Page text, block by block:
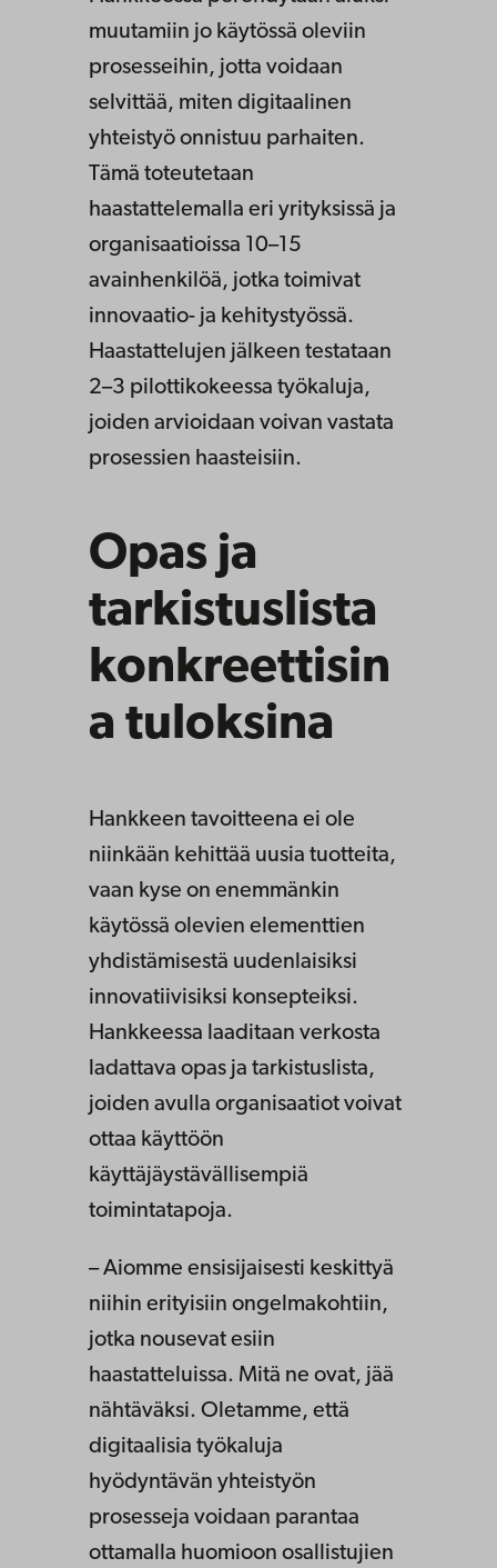
muutamiin jo käytössä oleviin
prosesseihin, jotta voidaan
selvittää, miten digitaalinen
yhteistyö onnistuu parhaiten.
Tämä toteutetaan
haastattelemalla eri yrityksissä ja
organisaatioissa 10–15
avainhenkilöä, jotka toimivat
innovaatio- ja kehitystyössä.
Haastattelujen jälkeen testataan
2–3 pilottikokeessa työkaluja,
joiden arvioidaan voivan vastata
prosessien haasteisiin.
Opas ja
tarkistuslista
konkreettisin
a tuloksina
Hankkeen tavoitteena ei ole
niinkään kehittää uusia tuotteita,
vaan kyse on enemmänkin
käytössä olevien elementtien
yhdistämisestä uudenlaisiksi
innovatiivisiksi konsepteiksi.
Hankkeessa laaditaan verkosta
ladattava opas ja tarkistuslista,
joiden avulla organisaatiot voivat
ottaa käyttöön
käyttäjäystävällisempiä
toimintatapoja.
– Aiomme ensisijaisesti keskittyä
niihin erityisiin ongelmakohtiin,
jotka nousevat esiin
haastatteluissa. Mitä ne ovat, jää
nähtäväksi. Oletamme, että
digitaalisia työkaluja
hyödyntävän yhteistyön
prosesseja voidaan parantaa
ottamalla huomioon osallistujien